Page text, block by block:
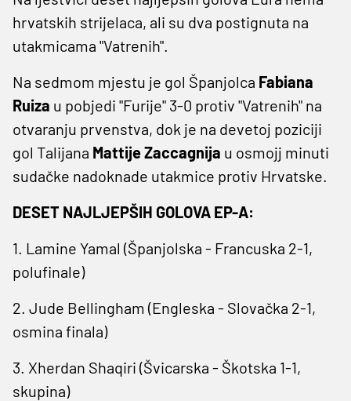
hrvatskih strijelaca, ali su dva postignuta na
utakmicama "Vatrenih".
Na sedmom mjestu je gol Španjolca Fabiana
Ruiza u pobjedi "Furije" 3-0 protiv "Vatrenih" na
otvaranju prvenstva, dok je na devetoj poziciji
gol Talijana Mattije Zaccagnija u osmojj minuti
sudačke nadoknade utakmice protiv Hrvatske.
DESET NAJLJEPŠIH GOLOVA EP-A:
1. Lamine Yamal (Španjolska - Francuska 2-1,
polufinale)
2. Jude Bellingham (Engleska - Slovačka 2-1,
osmina finala)
3. Xherdan Shaqiri (Švicarska - Škotska 1-1,
skupina)